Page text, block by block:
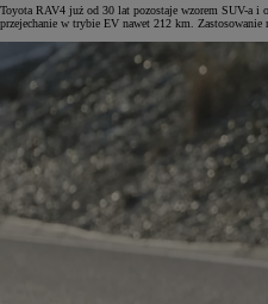
Od81 900 zł
Yaris Cross
HYBRID
Toyota RAV4 już od 30 lat pozostaje wzorem SUV-a i
przejechanie w trybie EV nawet 212 km.